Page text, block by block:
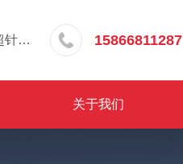
山东省青岛市城阳区上马工业园青岛中超针织有限公司院内东办公楼三层 15866811287
关于我们